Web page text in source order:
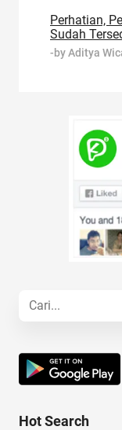
Perhatian,
Sudah
-byAditya
Hot Search